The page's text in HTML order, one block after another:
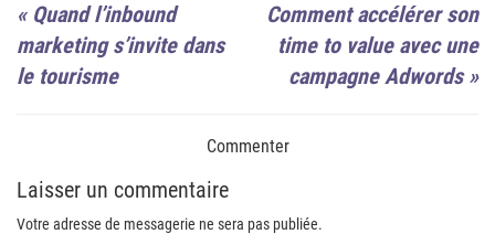
« Quand l’inbound
marketing s’invite dans
le tourisme
Comment accélérer son
time to value avec une
campagne Adwords»
Commenter
Laisser un commentaire
Votre adresse de messagerie ne sera pas publiée.